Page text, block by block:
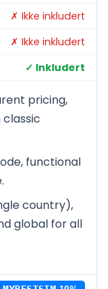
✗ Ikke inkludert
✗ Ikke inkludert
✓ Inkludert
pricing,
functional
country),
global for all